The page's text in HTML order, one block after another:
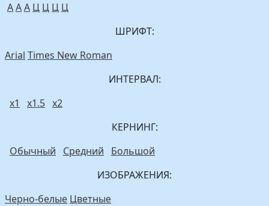
AAA Ц Ц Ц Ц
ШРИФТ:
Arial Times New Roman
ИНТЕРВАЛ:
х1
х1.5 х2
КЕРНИНГ:
Обычный
Средний
Большой
ИЗОБРАЖЕНИЯ:
Черно-белые Цветные